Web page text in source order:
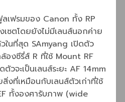
ลเฟรมของ Canon ทั้ง RP
เซตโดยยังไม่มีเลนส์นอกค่าย
ในที่สุด SAmyang เปิดตัว
องซีรี่ส์ R ที่ใช้ Mount RF
วจะเป็นเลนส์ระยะ AF 14mm
งที่เหมือนกับเลนส์ตัวเก่าที่ใช้
ทั้งองศารับภาพ (wide